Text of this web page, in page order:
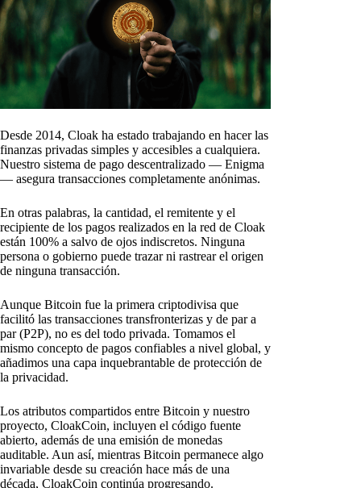
Desde 2014, Cloak ha estado trabajando en hacer las
finanzas privadas simples y accesibles a cualquiera.
Nuestro sistema de pago descentralizado — Enigma
— asegura transacciones completamente anónimas.
En otras palabras, la cantidad, el remitente y el
recipiente de los pagos realizados en la red de Cloak
están 100% a salvo de ojos indiscretos. Ninguna
persona o gobierno puede trazar ni rastrear el origen
de ninguna transacción.
Aunque Bitcoin fue la primera criptodivisa que
facilitó las transacciones transfronterizas y de par a
par (P2P), no es del todo privada. Tomamos el
mismo concepto de pagos confiables a nivel global, y
añadimos una capa inquebrantable de protección de
la privacidad.
Los atributos compartidos entre Bitcoin y nuestro
proyecto, CloakCoin, incluyen el código fuente
abierto, además de una emisión de monedas
auditable. Aun así, mientras Bitcoin permanece algo
invariable desde su creación hace más de una
década, CloakCoin continúa progresando.